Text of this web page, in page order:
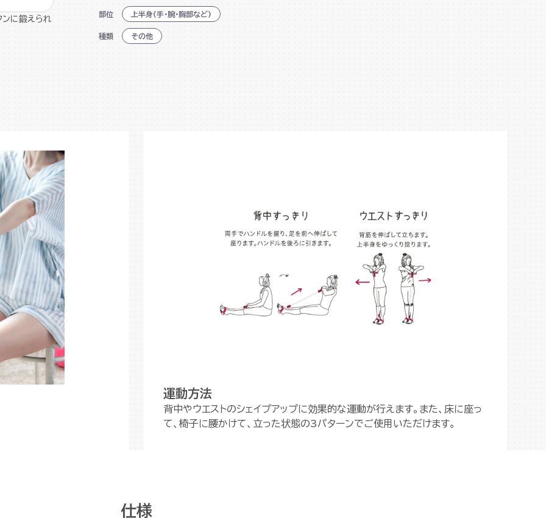
に鍛えられ
部位 上半身(手・腕・胸部など)
種類 その他
運動方法
背中やウエストのシェイプアップに効果的な運動が行えます。また、床に座っ
て、椅子に腰かけて、立った状態の3パターンでご使用いただけます。
仕様